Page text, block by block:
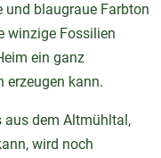
und blaugraue Farbton
winzige Fossilien
ein ganz
erzeugen kann.
aus dem Altmühltal,
wird noch